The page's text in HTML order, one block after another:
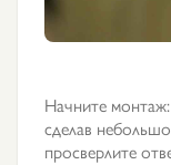
Начните
сделав
просверлите